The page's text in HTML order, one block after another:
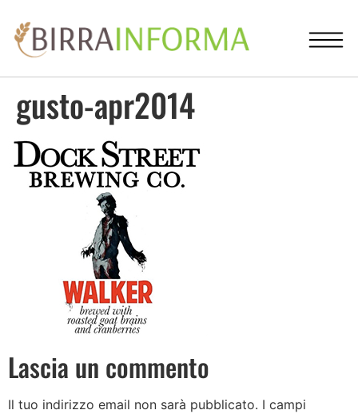
gusto-apr2014
Lascia un commento
Il tuo indirizzo email non sarà pubblicato. I campi